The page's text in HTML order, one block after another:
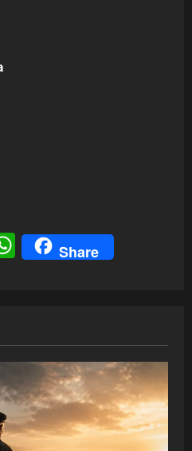
WhatsApp
Share